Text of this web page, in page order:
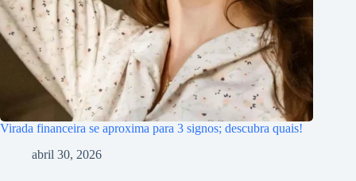
Virada financeira se aproxima para 3 signos; descubra quais!
abril 30, 2026